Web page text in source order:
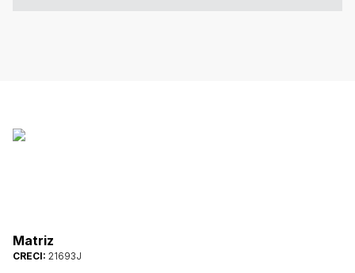
Matriz
CRECI: 21693J